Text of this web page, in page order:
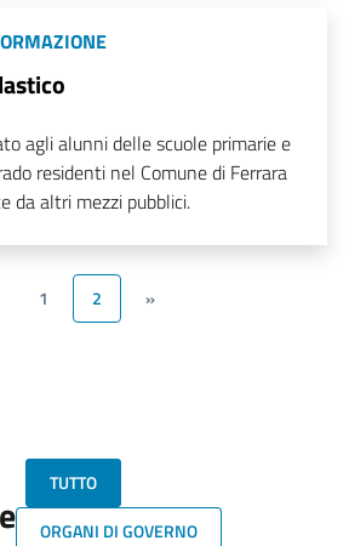
agli alunni delle scuole primarie e
residenti nel Comune di Ferrara
da altri mezzi pubblici.
1 2 »
TUTTO
ORGANI DI GOVERNO